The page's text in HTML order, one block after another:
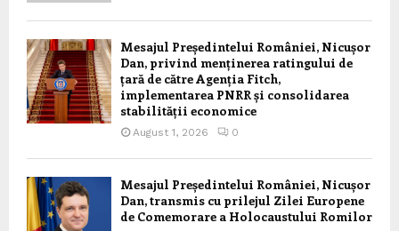
Mesajul Președintelui României, Nicușor
Dan, privind menținerea ratingului de
țară de către Agenția Fitch,
implementarea PNRR și consolidarea
stabilității economice
August 1, 2026 0
Mesajul Președintelui României, Nicușor
Dan, transmis cu prilejul Zilei Europene
de Comemorare a Holocaustului Romilor